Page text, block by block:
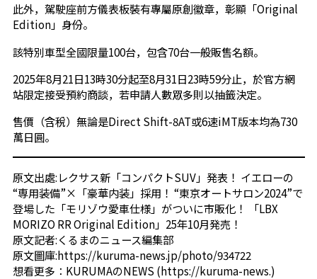
此外，駕駛座前方儀表板裝有專屬原創徽章，彰顯「Original
Edition」身份。
該特別車型全國限量100台，包含70台一般販售名額。
2025年8月21日13時30分起至8月31日23時59分止，於官方網
站限定接受預約商談，若申請人數眾多則以抽籤決定。
售價（含稅）無論是Direct Shift-8AT或6速iMT版本均為730
萬日圓。
原文出處:レクサス新「コンパクトSUV」発表！ イエローの
“専用装備”×「豪華内装」採用！ “東京オートサロン2024”で
登場した「モリゾウ愛車仕様」がついに市販化！ 「LBX
MORIZO RR Original Edition」25年10月発売！
原文記者:くるまのニュース編集部
原文圖庫:https://kuruma-news.jp/photo/934722
想看更多： KURUMAのNEWS (https://kuruma-news.)